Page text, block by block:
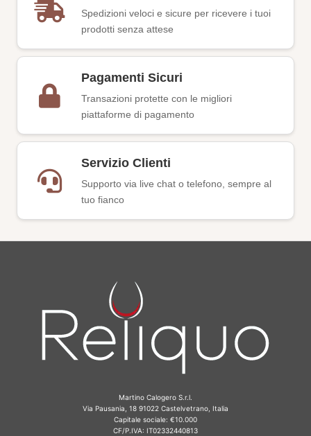
Spedizioni veloci e sicure per ricevere i tuoi
prodotti senza attese
Pagamenti Sicuri
Transazioni protette con le migliori
piattaforme di pagamento
Servizio Clienti
Supporto via live chat o telefono, sempre al
tuo fianco
Martino Calogero S.r.l.
Via Pausania, 18 91022 Castelvetrano, Italia
Capitale sociale: €10.000
CF/P.IVA: IT02332440813